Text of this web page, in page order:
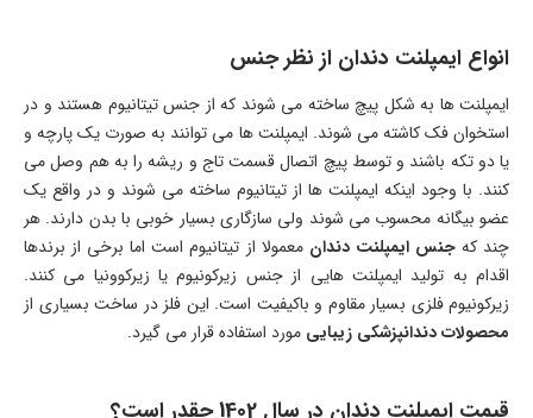
انواع ایمپلنت دندان از نظر جنس
ایمپلنت ها به شکل پیچ ساخته می شوند که از جنس تیتانیوم هستند و در
استخوان فک کاشته می شوند. ایمپلنت ها می توانند به صورت یک پارچه و
یا دو تکه باشند و توسط پیچ اتصال قسمت تاج و ریشه را به هم وصل می
کنند. با وجود اینکه ایمپلنت ها از تیتانیوم ساخته می شوند و در واقع یک
عضو بیگانه محسوب می شوند ولی سازگاری بسیار خوبی با بدن دارند. هر
چند کهجنس ایمپلنت دندان معمولا از تیتانیوم است اما برخی از برندها
اقدام به تولید ایمپلنت هایی از جنس زیرکونیوم یا زیرکوونیا می کنند.
زیرکونیوم فلزی بسیار مقاوم و باکیفیت است. این فلز در ساخت بسیاری از
محصولات دندانپزشکی زیبایی مورد استفاده قرار می گیرد.
قیمت ایمپلنت دندان در سال 1402 چقدر است؟